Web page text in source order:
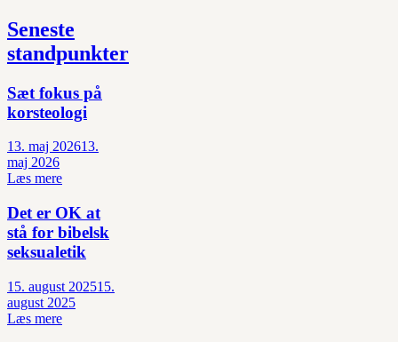
Seneste
standpunkter
Sæt fokus på
korsteologi
13. maj 202613.
maj 2026
Læs mere
Det er OK at
stå for bibelsk
seksualetik
15. august 202515.
august 2025
Læs mere